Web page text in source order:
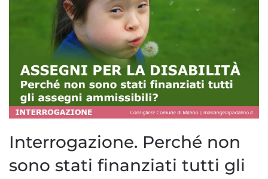
Interrogazione. Perché non
sono stati finanziati tutti gli